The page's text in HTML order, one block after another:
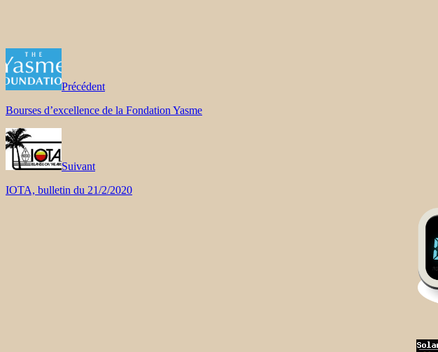
Précédent
Bourses d’excellence de la Fondation Yasme
Suivant
IOTA, bulletin du 21/2/2020